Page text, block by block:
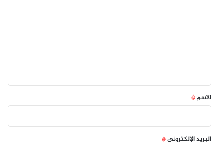
*
الاسم*
البريد الإلكتروني*